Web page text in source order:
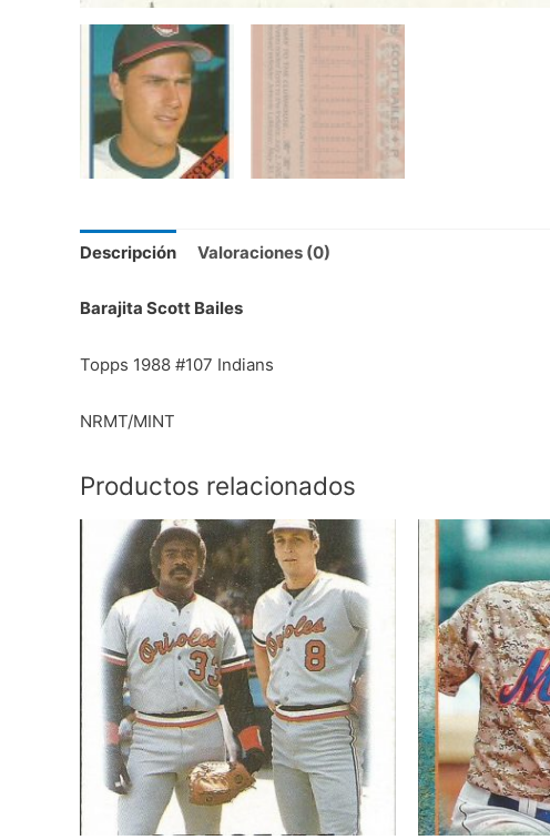
Descripción Valoraciones (0)
Barajita Scott Bailes
Topps 1988 #107 Indians
NRMT/MINT
Productos relacionados